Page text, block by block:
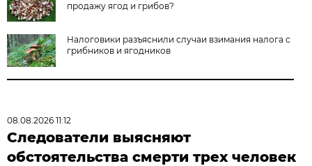
продажу ягод и грибов?
Налоговики разъяснили случаи взимания налога с
грибников и ягодников
08.08.2026 11:12
Следователи выясняют
обстоятельства смерти трех человек